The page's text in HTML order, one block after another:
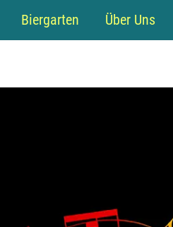
Biergarten Über Uns